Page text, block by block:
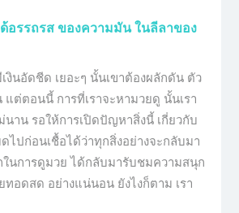
อรรถรส ของความมัน ในลีลาของ
งินอัดชีด เยอะๆ นั้นเขาต้องผลักดัน ตัว
แต่ตอนนี้ การที่เราจะหามวยดู นั้นเรา
นาน รอให้การเปิดปัญหาสิ่งนี้ เกี่ยวกับ
ไปก่อนเชื้อได้ว่าทุกสิ่งอย่างจะกลับมา
นการดูมวย ได้กลับมารับชมความสนุก
ทอดสด อย่างแน่นอน ยังไงก็ตาม เรา